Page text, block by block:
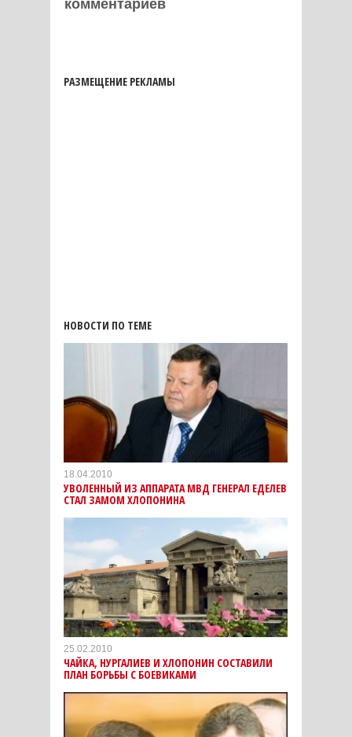
комментариев
РАЗМЕЩЕНИЕ РЕКЛАМЫ
НОВОСТИ ПО ТЕМЕ
18.04.2010
УВОЛЕННЫЙ ИЗ АППАРАТА МВД ГЕНЕРАЛ ЕДЕЛЕВ
СТАЛ ЗАМОМ ХЛОПОНИНА
25.02.2010
ЧАЙКА, НУРГАЛИЕВ И ХЛОПОНИН СОСТАВИЛИ
ПЛАН БОРЬБЫ С БОЕВИКАМИ